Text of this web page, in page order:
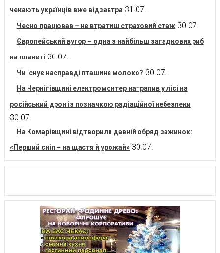
чекають українців вже відзавтра 31.07.
Чесно працював – не втратиш страховий стаж 30.07.
Європейський вугор – одна з найбільш загадкових риб
на планеті 30.07.
Чи існує насправді пташине молоко? 30.07.
На Чернігівщині електромонтер натрапив у лісі на
російський дрон із позначкою радіаційної небезпеки
30.07.
На Комарівщині відтворили давній обряд зажинок:
«Перший сніп – на щастя й урожай» 30.07.